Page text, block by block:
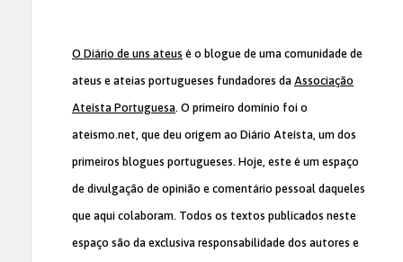
O Diário de uns ateus é o blogue de uma comunidade de
ateus e ateias portugueses fundadores da Associação
Ateísta Portuguesa. O primeiro domínio foi o
ateismo.net, que deu origem ao Diário Ateísta, um dos
primeiros blogues portugueses. Hoje, este é um espaço
de divulgação de opinião e comentário pessoal daqueles
que aqui colaboram. Todos os textos publicados neste
espaço são da exclusiva responsabilidade dos autores e